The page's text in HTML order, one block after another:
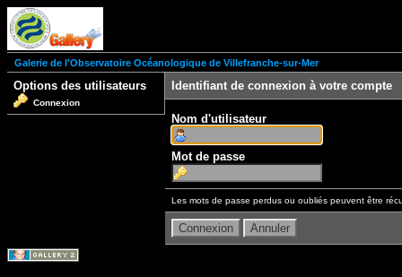
Galerie de l'Observatoire Océanologique de Villefranche-sur-Mer
Options des utilisateurs
Connexion
Identifiant de connexion à votre compte
Nom d'utilisateur
Mot de passe
Les mots de passe perdus ou oubliés peuvent être